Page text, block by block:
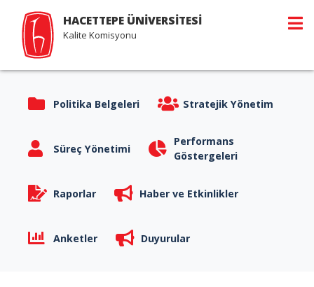
HACETTEPE ÜNİVERSİTESİ
Kalite Komisyonu
Politika Belgeleri Stratejik Yönetim
Süreç Yönetimi
Performans
Göstergeleri
Raporlar Haber ve Etkinlikler
Anketler Duyurular